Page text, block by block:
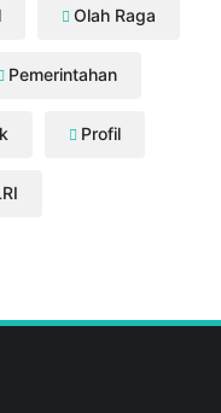
Olah Raga
Pemerintahan
Profil